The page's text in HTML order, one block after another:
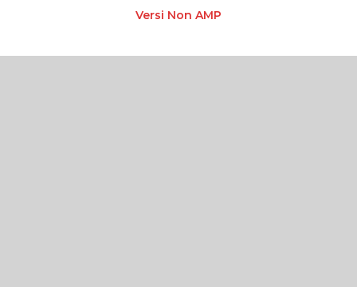
Versi Non AMP